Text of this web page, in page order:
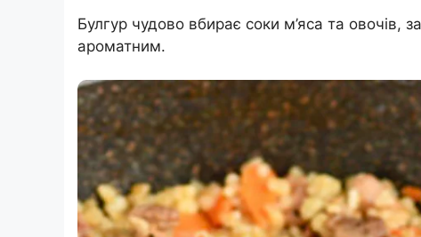
Булгур чудово вбирає соки м’яса та овочів,
ароматним.